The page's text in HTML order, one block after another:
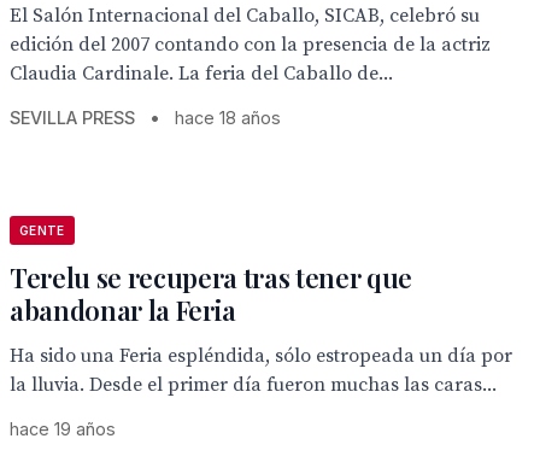
El Salón Internacional del Caballo, SICAB, celebró su
edición del 2007 contando con la presencia de la actriz
Claudia Cardinale. La feria del Caballo de...
SEVILLA PRESS • hace 18 años
GENTE
Terelu se recupera tras tener que
abandonar la Feria
Ha sido una Feria espléndida, sólo estropeada un día por
la lluvia. Desde el primer día fueron muchas las caras...
hace 19 años